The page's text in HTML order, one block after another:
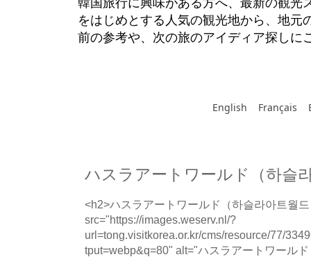
韓国旅行に興味がある方へ、最新の観光
をはじめとする人気の観光地から、地
前の参考や、次の旅のアイディア探しに
English Français
ハスラアートワールド（하슬
<h2>ハスラアートワールド（하슬라아트월
src="https://images.weserv.nl/?
url=tong.visitkorea.or.kr/cms/resource/77/
tput=webp&q=80" alt="ハスラアートワール